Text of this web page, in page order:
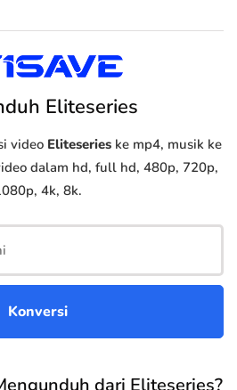
Eliteseries
video Eliteseries ke mp4, musik ke
dalam hd, full hd, 480p, 720p,
4k, 8k.
dari Eliteseries?